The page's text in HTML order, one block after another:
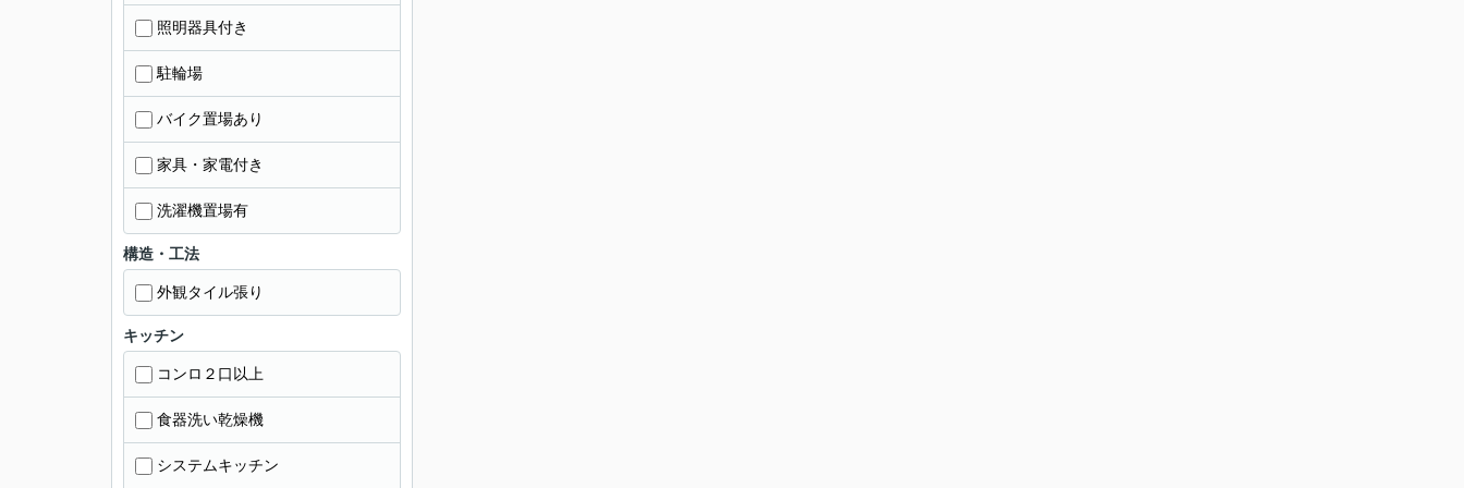
照明器具付き
駐輪場
バイク置場あり
家具・家電付き
洗濯機置場有
構造・工法
外観タイル張り
キッチン
コンロ２口以上
食器洗い乾燥機
システムキッチン